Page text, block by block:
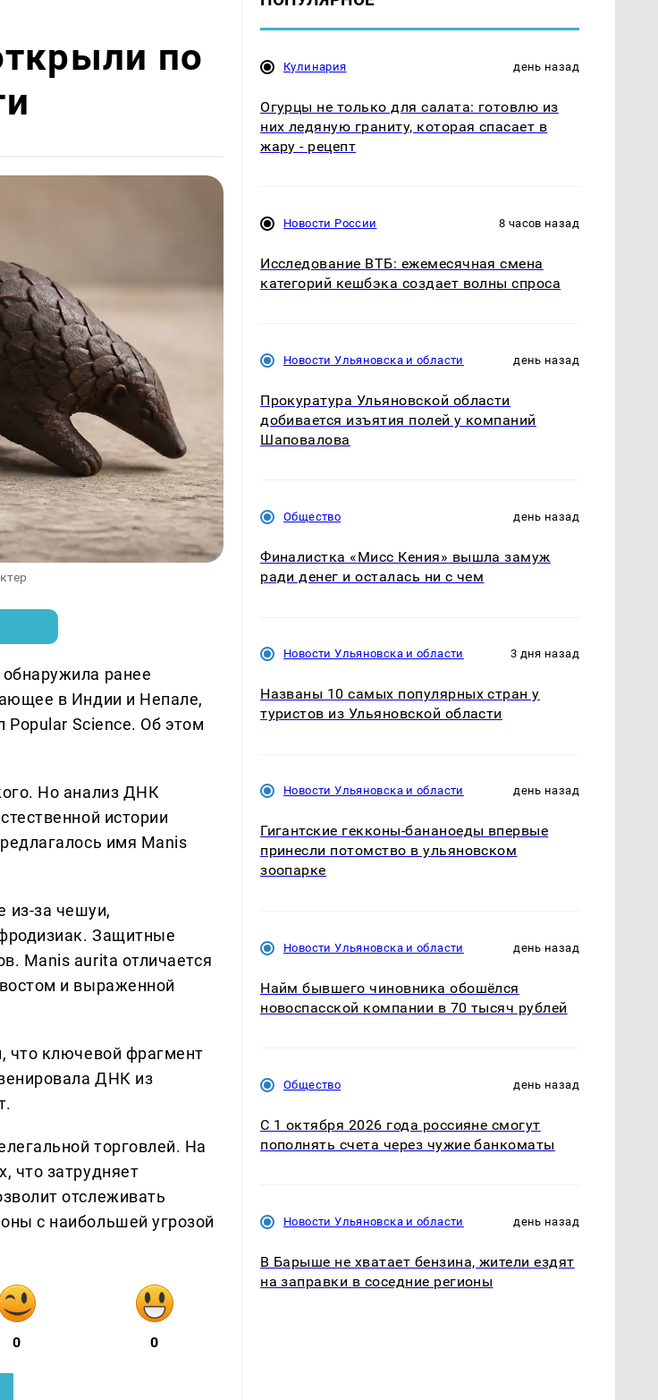
по
ранее
в Индии и Непале,
Science. Об этом
Но анализ ДНК
истории
имя Manis
за чешуи,
Защитные
Manis aurita отличается
и выраженной
что ключевой фрагмент
ДНК из
торговлей. На
что затрудняет
отслеживать
с наибольшей угрозой
0 0
Кулинария день назад
Огурцы не только для салата: готовлю из
них ледяную граниту, которая спасает в
жару - рецепт
Новости России 8 часов назад
Исследование ВТБ: ежемесячная смена
категорий кешбэка создает волны спроса
Новости Ульяновска и области день назад
Прокуратура Ульяновской области
добивается изъятия полей у компаний
Шаповалова
Общество день назад
Финалистка «Мисс Кения» вышла замуж
ради денег и осталась ни с чем
Новости Ульяновска и области 3 дня назад
Названы 10 самых популярных стран у
туристов из Ульяновской области
Новости Ульяновска и области день назад
Гигантские гекконы-бананоеды впервые
принесли потомство в ульяновском
зоопарке
Новости Ульяновска и области день назад
Найм бывшего чиновника обошёлся
новоспасской компании в 70 тысяч рублей
Общество день назад
С 1 октября 2026 года россияне смогут
пополнять счета через чужие банкоматы
Новости Ульяновска и области день назад
В Барыше не хватает бензина, жители ездят
на заправки в соседние регионы